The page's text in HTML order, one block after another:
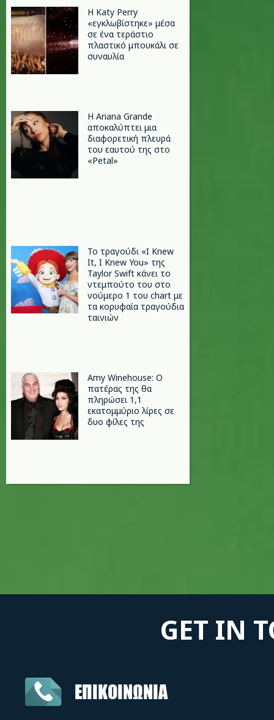
H Katy Perry
«εγκλωβίστηκε» μέσα
σε ένα τεράστιο
πλαστικό μπουκάλι σε
συναυλία
Η Ariana Grande
αποκαλύπτει μια
διαφορετική πλευρά
του εαυτού της στο
«Petal»
Το τραγούδι «I Knew
It, I Knew You» της
Taylor Swift κάνει το
ντεμπούτο του στο
νούμερο 1 του chart με
τα κορυφαία τραγούδια
ταινιών
Amy Winehouse: Ο
πατέρας της θα
πληρώσει 1,1
εκατομμύριο λίρες σε
δυο φίλες της
GET IN
ΕΠΙΚΟΙΝΩΝΙΑ